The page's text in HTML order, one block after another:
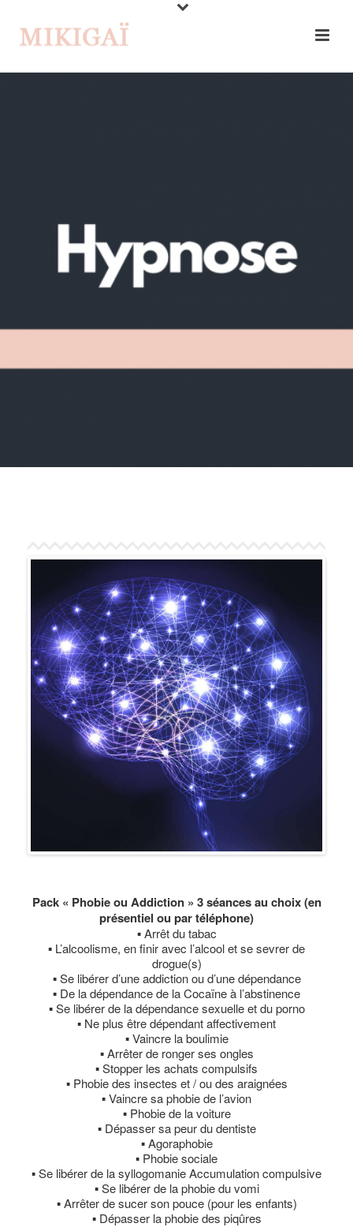
Pack « Phobie ou Addiction » 3 séances au choix (en
présentiel ou par téléphone)
▪ Arrêt du tabac
▪ L’alcoolisme, en finir avec l’alcool et se sevrer de
drogue(s)
▪ Se libérer d’une addiction ou d’une dépendance
▪ De la dépendance de la Cocaïne à l’abstinence
▪ Se libérer de la dépendance sexuelle et du porno
▪ Ne plus être dépendant affectivement
▪ Vaincre la boulimie
▪ Arrêter de ronger ses ongles
▪ Stopper les achats compulsifs
▪ Phobie des insectes et / ou des araignées
▪ Vaincre sa phobie de l’avion
▪ Phobie de la voiture
▪ Dépasser sa peur du dentiste
▪ Agoraphobie
▪ Phobie sociale
▪ Se libérer de la syllogomanie Accumulation compulsive
▪ Se libérer de la phobie du vomi
▪ Arrêter de sucer son pouce (pour les enfants)
▪ Dépasser la phobie des piqûres